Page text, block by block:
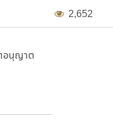
2,652
นุญาต